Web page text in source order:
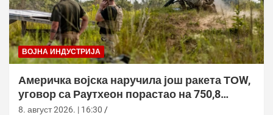
ВОЈНА ИНДУСТРИЈА
Америчка војска наручила још ракета ТОW,
уговор са Раyтхеон порастао на 750,8
милиона долара
8. август 2026. | 16:30